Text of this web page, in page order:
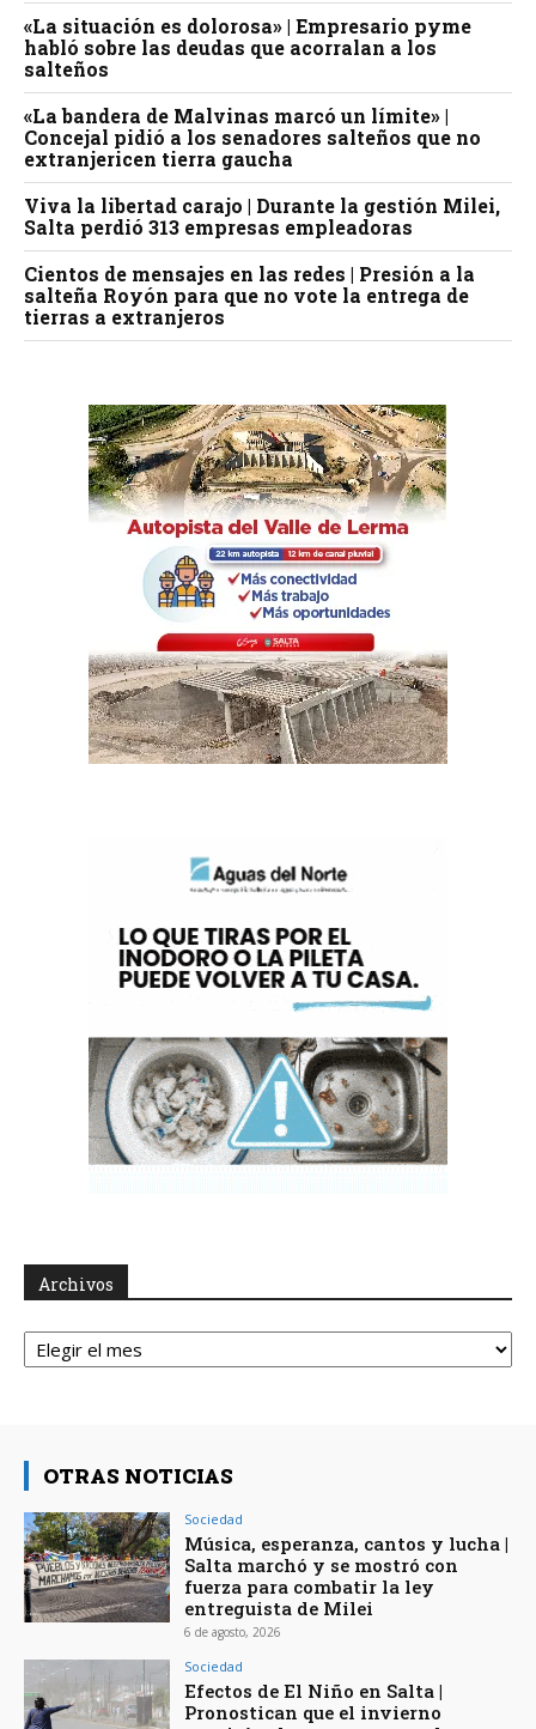
«La situación es dolorosa» | Empresario pyme
habló sobre las deudas que acorralan a los
salteños
«La bandera de Malvinas marcó un límite» |
Concejal pidió a los senadores salteños que no
extranjericen tierra gaucha
Viva la libertad carajo | Durante la gestión Milei,
Salta perdió 313 empresas empleadoras
Cientos de mensajes en las redes | Presión a la
salteña Royón para que no vote la entrega de
tierras a extranjeros
Archivos
Archivos
OTRAS NOTICIAS
Sociedad
Música, esperanza, cantos y lucha |
Salta marchó y se mostró con
fuerza para combatir la ley
entreguista de Milei
6 de agosto, 2026
Sociedad
Efectos de El Niño en Salta |
Pronostican que el invierno